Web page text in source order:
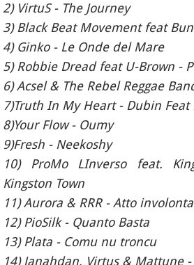
2) VirtuS - The Journey
3) Black Beat Movement feat
4) Ginko - Le Onde del Mare
5) Robbie Dread feat U-Brown -
6) Acsel & The Rebel Reggae
7)Truth In My Heart - Dubin Feat
8)Your Flow - Oumy
9)Fresh - Neekoshy
10) ProMo LInverso feat.
Kingston Town
11) Aurora & RRR - Atto
12) PioSilk - Quanto Basta
13) Plata - Comu nu troncu
14) Janahdan, Virtus & Mattune